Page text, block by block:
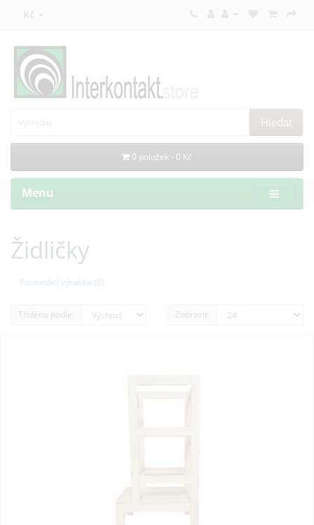
Kč
Hledat
0 položek - 0 Kč
Menu
Židličky
Porovnání výrobku (0)
Tříděno podle: Zobrazit: